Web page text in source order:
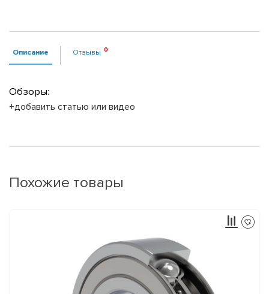
Описание Отзывы
Обзоры:
+добавить статью или видео
Похожие товары